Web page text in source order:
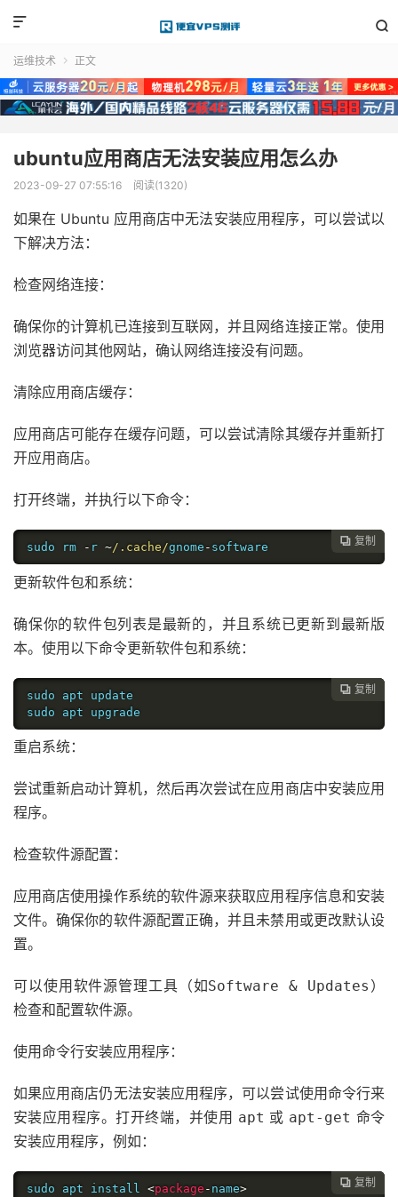


运维技术  正文
ubuntu应用商店无法安装应用怎么办
2023-09-27 07:55:16 阅读(1320)
如果在 Ubuntu 应用商店中无法安装应用程序，可以尝试以
下解决方法：
检查网络连接：
确保你的计算机已连接到互联网，并且网络连接正常。使用
浏览器访问其他网站，确认网络连接没有问题。
清除应用商店缓存：
应用商店可能存在缓存问题，可以尝试清除其缓存并重新打
开应用商店。
打开终端，并执行以下命令：
 复制
sudo rm - r ~/.cache/gnome - software
更新软件包和系统：
确保你的软件包列表是最新的，并且系统已更新到最新版
本。使用以下命令更新软件包和系统：
 复制
sudo apt update
sudo apt upgrade
重启系统：
尝试重新启动计算机，然后再次尝试在应用商店中安装应用
程序。
检查软件源配置：
应用商店使用操作系统的软件源来获取应用程序信息和安装
文件。确保你的软件源配置正确，并且未禁用或更改默认设
置。
可以使用软件源管理工具（如Software & Updates ）
检查和配置软件源。
使用命令行安装应用程序：
如果应用商店仍无法安装应用程序，可以尝试使用命令行来
安装应用程序。打开终端，并使用 apt 或 apt-get 命令
安装应用程序，例如：
 复制
sudo apt install <package - name>